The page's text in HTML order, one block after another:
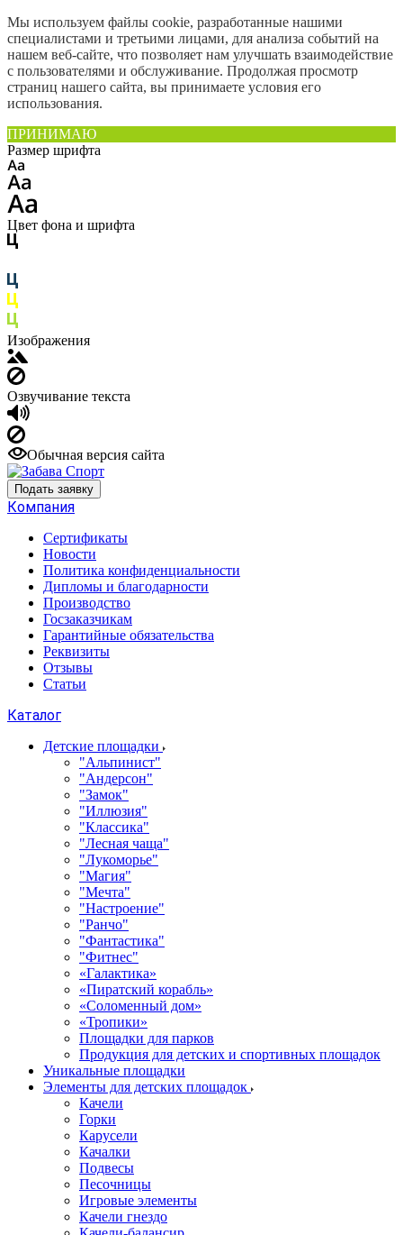
Мы используем файлы cookie, разработанные нашими
специалистами и третьими лицами, для анализа событий на
нашем веб-сайте, что позволяет нам улучшать взаимодействие
с пользователями и обслуживание. Продолжая просмотр
страниц нашего сайта, вы принимаете условия его
использования.
ПРИНИМАЮ
Размер шрифта
Цвет фона и шрифта
Изображения
Озвучивание текста
Обычная версия сайта
Подать заявку
Компания
Сертификаты
Новости
Политика конфиденциальности
Дипломы и благодарности
Производство
Госзаказчикам
Гарантийные обязательства
Реквизиты
Отзывы
Статьи
Каталог
Детские площадки
"Альпинист"
"Андерсон"
"Замок"
"Иллюзия"
"Классика"
"Лесная чаща"
"Лукоморье"
"Магия"
"Мечта"
"Настроение"
"Ранчо"
"Фантастика"
"Фитнес"
«Галактика»
«Пиратский корабль»
«Соломенный дом»
«Тропики»
Площадки для парков
Продукция для детских и спортивных площадок
Уникальные площадки
Элементы для детских площадок
Качели
Горки
Карусели
Качалки
Подвесы
Песочницы
Игровые элементы
Качели гнездо